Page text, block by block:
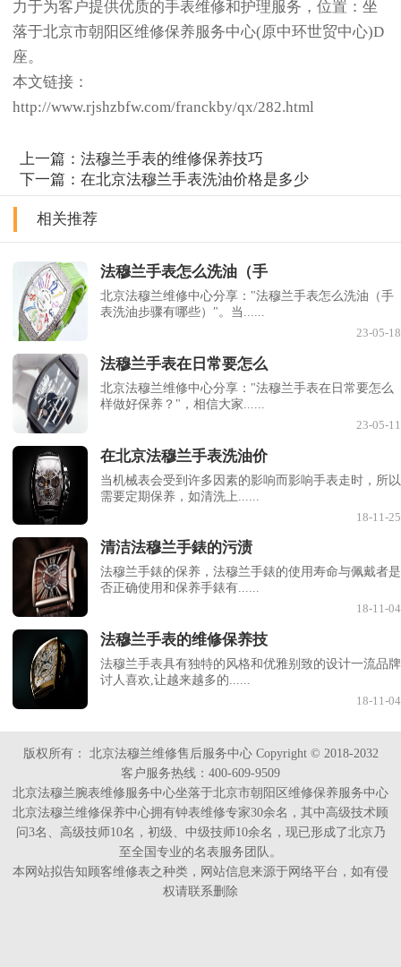
力于为客户提供优质的手表维修和护理服务，位置：坐
落于北京市朝阳区维修保养服务中心(原中环世贸中心)D
座。
本文链接：
http://www.rjshzbfw.com/franckby/qx/282.html
上一篇：法穆兰手表的维修保养技巧
下一篇：在北京法穆兰手表洗油价格是多少
相关推荐
法穆兰手表怎么洗油（手
北京法穆兰维修中心分享："法穆兰手表怎么洗油（手
表洗油步骤有哪些）"。当......
23-05-18
法穆兰手表在日常要怎么
北京法穆兰维修中心分享："法穆兰手表在日常要怎么
样做好保养？"，相信大家......
23-05-11
在北京法穆兰手表洗油价
当机械表会受到许多因素的影响而影响手表走时，所以
需要定期保养，如清洗上......
18-11-25
清洁法穆兰手錶的污渍
法穆兰手錶的保养，法穆兰手錶的使用寿命与佩戴者是
否正确使用和保养手錶有......
18-11-04
法穆兰手表的维修保养技
法穆兰手表具有独特的风格和优雅别致的设计一流品牌
讨人喜欢,让越来越多的......
18-11-04
版权所有： 北京法穆兰维修售后服务中心 Copyright © 2018-2032
客户服务热线：400-609-9509
北京法穆兰腕表维修服务中心坐落于北京市朝阳区维修保养服务中心
北京法穆兰维修保养中心拥有钟表维修专家30余名，其中高级技术顾
问3名、高级技师10名，初级、中级技师10余名，现已形成了北京乃
至全国专业的名表服务团队。
本网站拟告知顾客维修表之种类，网站信息来源于网络平台，如有侵
权请联系删除